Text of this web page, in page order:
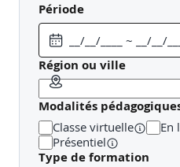
Comment construire une
qualité de partenaires –
fournisseurs de solutions) ?
Combien de temps pour
Quelle méthode suivre
globale IA ?
Qui sont les acteurs et les
Quelles sont les
Quels sont les impacts
L’impact sur le futur du
Période
Région ou ville
Modalités
Classe virtuelle En
Présentiel
Type de formation